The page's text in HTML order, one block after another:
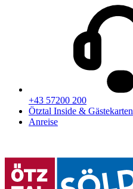
+43 57200 200
Ötztal Inside & Gästekarten
Anreise